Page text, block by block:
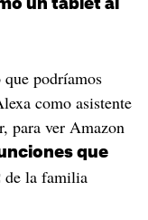
un tablet al
podríamos
como asistente
para ver Amazon
que
de la familia